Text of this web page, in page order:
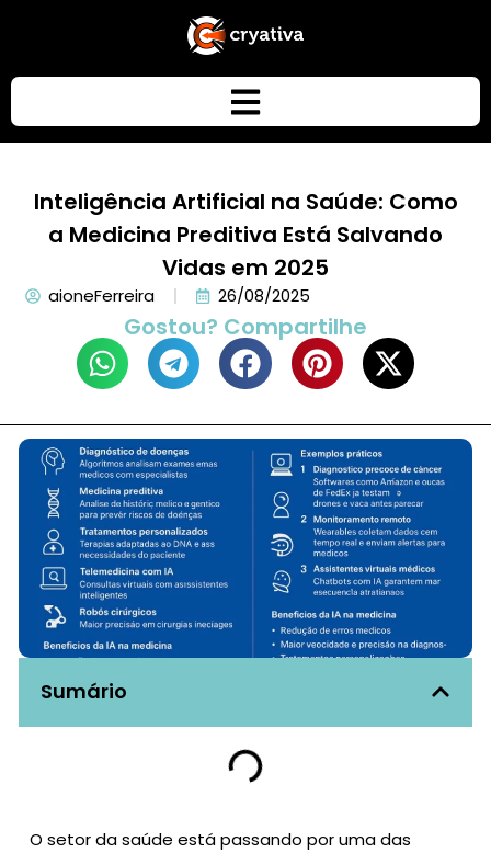
Inteligência Artificial na Saúde: Como
a Medicina Preditiva Está Salvando
Vidas em 2025
aioneFerreira 26/08/2025
Gostou? Compartilhe
Sumário
O setor da saúde está passando por uma das